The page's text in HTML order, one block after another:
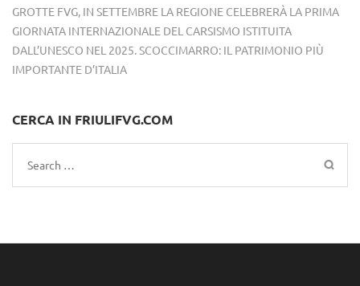
GROTTE FVG, IN SETTEMBRE LA REGIONE CELEBRERÀ LA PRIMA
GIORNATA INTERNAZIONALE DEL CARSISMO ISTITUITA
DALL’UNESCO NEL 2025. SCOCCIMARRO: IL PATRIMONIO PIÙ
IMPORTANTE D’ITALIA
CERCA IN FRIULIFVG.COM
Search
for: